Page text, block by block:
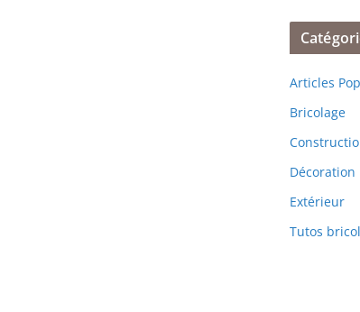
Articles
Bricolage
Décoration
Extérieur
Tutos